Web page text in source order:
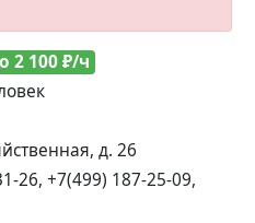
2 100 ₽/ч
д. 26
26, +7(499) 187-25-09,